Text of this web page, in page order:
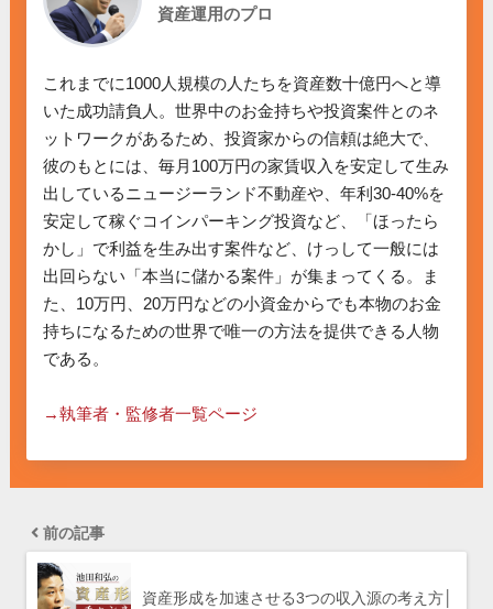
資産運用のプロ
これまでに1000人規模の人たちを資産数十億円へと導
いた成功請負人。世界中のお金持ちや投資案件とのネ
ットワークがあるため、投資家からの信頼は絶大で、
彼のもとには、毎月100万円の家賃収入を安定して生み
出しているニュージーランド不動産や、年利30-40%を
安定して稼ぐコインパーキング投資など、「ほったら
かし」で利益を生み出す案件など、けっして一般には
出回らない「本当に儲かる案件」が集まってくる。ま
た、10万円、20万円などの小資金からでも本物のお金
持ちになるための世界で唯一の方法を提供できる人物
である。
→執筆者・監修者一覧ページ
前の記事
資産形成を加速させる3つの収入源の考え方│